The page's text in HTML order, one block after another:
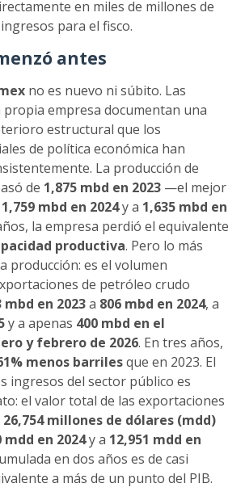
en miles de millones de
para el fisco.
antes
no es nuevo ni súbito. Las
propia empresa documentan una
estructural que los
de política económica han
La producción de
de 1,875 mbd en 2023 —el mejor
1,759 mbd en 2024y a 1,635 mbd en
la empresa perdió el equivalente
productiva. Pero lo más
producción: es el volumen
de petróleo crudo
mbd en 2023a 806 mbd en 2024, a
y a apenas 400 mbd en el
y febrero de 2026. En tres años,
menos barrilesque en 2023. El
ingresos del sector público es
el valor total de las exportaciones
26,754 millones de dólares (mdd)
mdd en 2024y a 12,951 mdd en
en dos años es de casi
a más de un punto del PIB.